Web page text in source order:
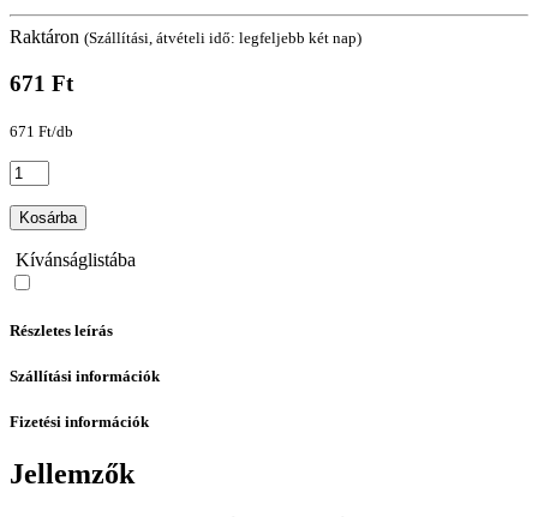
Raktáron (Szállítási, átvételi idő: legfeljebb két nap)
671 Ft
671 Ft/db
Kosárba
Kívánságlistába
Részletes leírás
Szállítási információk
Fizetési információk
Jellemzők